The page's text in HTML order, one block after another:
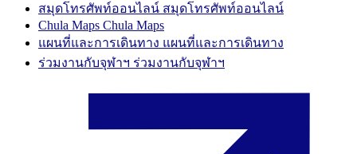
สมุดโทรศัพท์ออนไลน์ สมุดโทรศัพท์ออนไลน์
Chula Maps Chula Maps
แผนที่และการเดินทาง แผนที่และการเดินทาง
ร่วมงานกับจุฬาฯ ร่วมงานกับจุฬาฯ